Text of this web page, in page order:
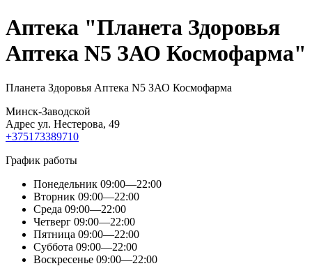
Aптека "Планета Здоровья
Аптека N5 ЗАО Космофарма"
Планета Здоровья Аптека N5 ЗАО Космофарма
Минск-Заводской
Адрес ул. Нестерова, 49
+375173389710
График работы
Понедельник 09:00—22:00
Вторник 09:00—22:00
Среда 09:00—22:00
Четверг 09:00—22:00
Пятница 09:00—22:00
Суббота 09:00—22:00
Воскресенье 09:00—22:00